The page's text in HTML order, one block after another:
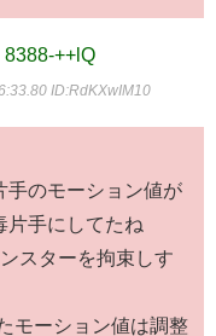
8388-++lQ
ID:RdKXwIM10
手のモーション値が
片手にしてたね
スターを拘束しす
モーション値は調整